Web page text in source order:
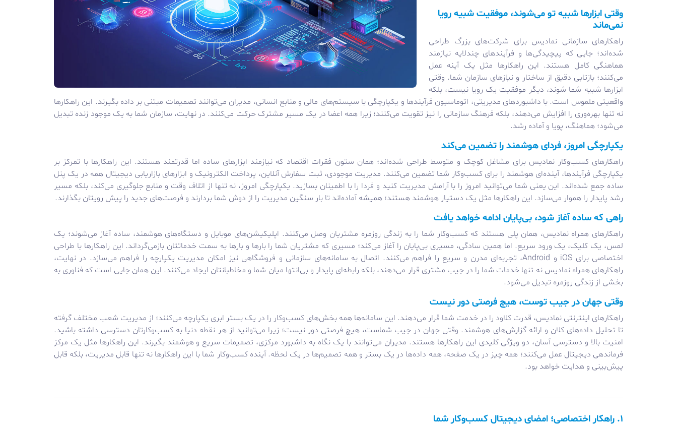
وقتی ابزارها شبیه تو می‌شوند، موفقیت شبیه رویا
نمی‌ماند
راهکارهای سازمانی نمادیس برای شرکت‌های بزرگ طراحی
شده‌اند؛ جایی که پیچیدگی‌ها و فرآیندهای چندلایه نیازمند
هماهنگی کامل هستند. این راهکارها مثل یک آینه عمل
می‌کنند؛ بازتابی دقیق از ساختار و نیازهای سازمان شما. وقتی
ابزارها شبیه شما شوند، دیگر موفقیت یک رویا نیست، بلکه
واقعیتی ملموس است. با داشبوردهای مدیریتی، اتوماسیون فرآیندها و یکپارچگی با سیستم‌های مالی و منابع انسانی، مدیران می‌توانند تصمیمات مبتنی بر داده بگیرند. این راهکارها
نه تنها بهره‌وری را افزایش می‌دهند، بلکه فرهنگ سازمانی را نیز تقویت می‌کنند؛ زیرا همه اعضا در یک مسیر مشترک حرکت می‌کنند. در نهایت، سازمان شما به یک موجود زنده تبدیل
می‌شود؛ هماهنگ، پویا و آماده رشد.
یکپارچگی امروز، فردای هوشمند را تضمین می‌کند
راهکارهای کسب‌وکار نمادیس برای مشاغل کوچک و متوسط طراحی شده‌اند؛ همان ستون فقرات اقتصاد که نیازمند ابزارهای ساده اما قدرتمند هستند. این راهکارها با تمرکز بر
یکپارچگی فرآیندها، آینده‌ای هوشمند را برای کسب‌وکار شما تضمین می‌کنند. مدیریت موجودی، ثبت سفارش آنلاین، پرداخت الکترونیک و ابزارهای بازاریابی دیجیتال همه در یک پنل
ساده جمع شده‌اند. این یعنی شما می‌توانید امروز را با آرامش مدیریت کنید و فردا را با اطمینان بسازید. یکپارچگی امروز، نه تنها از اتلاف وقت و منابع جلوگیری می‌کند، بلکه مسیر
رشد پایدار را هموار می‌سازد. این راهکارها مثل یک دستیار هوشمند هستند؛ همیشه آماده‌اند تا بار سنگین مدیریت را از دوش شما بردارند و فرصت‌های جدید را پیش رویتان بگذارند.
راهی که ساده آغاز شود، بی‌پایان ادامه خواهد یافت
راهکارهای همراه نمادیس، همان پلی هستند که کسب‌وکار شما را به زندگی روزمره مشتریان وصل می‌کنند. اپلیکیشن‌های موبایل و دستگاه‌های هوشمند، ساده آغاز می‌شوند؛ یک
لمس، یک کلیک، یک ورود سریع. اما همین سادگی، مسیری بی‌پایان را آغاز می‌کند؛ مسیری که مشتریان شما را بارها و بارها به سمت خدماتتان بازمی‌گرداند. این راهکارها با طراحی
اختصاصی برای iOS و Android، تجربه‌ای مدرن و سریع را فراهم می‌کنند. اتصال به سامانه‌های سازمانی و فروشگاهی نیز امکان مدیریت یکپارچه را فراهم می‌سازد. در نهایت،
راهکارهای همراه نمادیس نه تنها خدمات شما را در جیب مشتری قرار می‌دهند، بلکه رابطه‌ای پایدار و بی‌انتها میان شما و مخاطبانتان ایجاد می‌کنند. این همان جایی است که فناوری به
بخشی از زندگی روزمره تبدیل می‌شود.
وقتی جهان در جیب توست، هیچ فرصتی دور نیست
راهکارهای اینترنتی نمادیس، قدرت کلاود را در خدمت شما قرار می‌دهند. این سامانه‌ها همه بخش‌های کسب‌وکار را در یک بستر ابری یکپارچه می‌کنند؛ از مدیریت شعب مختلف گرفته
تا تحلیل داده‌های کلان و ارائه گزارش‌های هوشمند. وقتی جهان در جیب شماست، هیچ فرصتی دور نیست؛ زیرا می‌توانید از هر نقطه دنیا به کسب‌وکارتان دسترسی داشته باشید.
امنیت بالا و دسترسی آسان، دو ویژگی کلیدی این راهکارها هستند. مدیران می‌توانند با یک نگاه به داشبورد مرکزی، تصمیمات سریع و هوشمند بگیرند. این راهکارها مثل یک مرکز
فرماندهی دیجیتال عمل می‌کنند؛ همه چیز در یک صفحه، همه داده‌ها در یک بستر و همه تصمیم‌ها در یک لحظه. آینده کسب‌وکار شما با این راهکارها نه تنها قابل مدیریت، بلکه قابل
پیش‌بینی و هدایت خواهد بود.
۱. راهکار اختصاصی؛ امضای دیجیتال کسب‌وکار شما